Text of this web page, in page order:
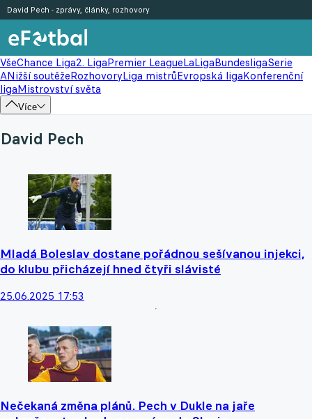
VšeChance Liga2. LigaPremier LeagueLaLigaBundesligaSerie
ANižší soutěžeRozhovoryLiga mistrůEvropská ligaKonferenční
ligaMistrovství světa
Více
David Pech - zprávy, články, rozhovory
David Pech
Mladá Boleslav dostane pořádnou sešívanou injekci,
do klubu přicházejí hned čtyři slávisté
25.06.2025 17:53
Nečekaná změna plánů. Pech v Dukle na jaře